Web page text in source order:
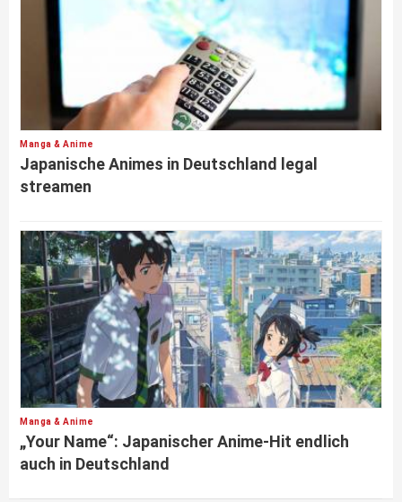
Manga & Anime
Japanische Animes in Deutschland legal
streamen
Manga & Anime
„Your Name“: Japanischer Anime-Hit endlich
auch in Deutschland